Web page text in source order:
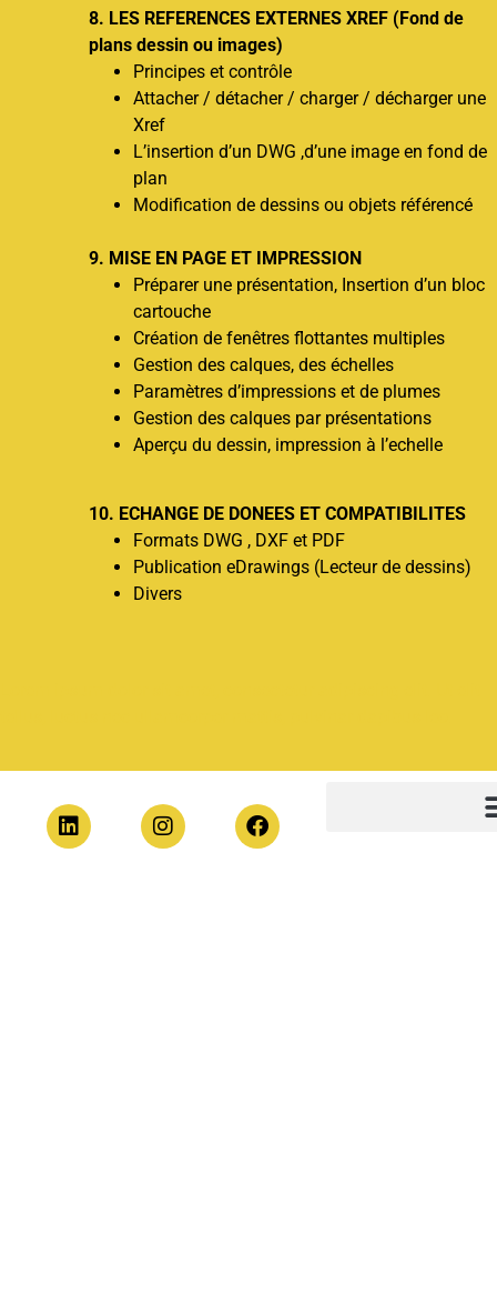
8. LES REFERENCES EXTERNES XREF (Fond de
plans dessin ou images)
Principes et contrôle
Attacher / détacher / charger / décharger une
Xref
L’insertion d’un DWG ,d’une image en fond de
plan
Modification de dessins ou objets référencé
9. MISE EN PAGE ET IMPRESSION
Préparer une présentation, Insertion d’un bloc
cartouche
Création de fenêtres flottantes multiples
Gestion des calques, des échelles
Paramètres d’impressions et de plumes
Gestion des calques par présentations
Aperçu du dessin, impression à l’echelle
10. ECHANGE DE DONEES ET COMPATIBILITES
Formats DWG , DXF et PDF
Publication eDrawings (Lecteur de dessins)
Divers